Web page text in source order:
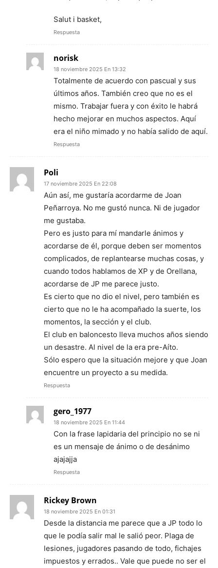
Salut i basket,
Respuesta
norisk
18 noviembre 2025 En 13:32
Totalmente de acuerdo con pascual y sus
últimos años. También creo que no es el
mismo. Trabajar fuera y con éxito le habrá
hecho mejorar en muchos aspectos. Aquí
era el niño mimado y no había salido de aquí.
Respuesta
Poli
17 noviembre 2025 En 22:08
Aún así, me gustaría acordarme de Joan
Peñarroya. No me gustó nunca. Ni de jugador
me gustaba.
Pero es justo para mí mandarle ánimos y
acordarse de él, porque deben ser momentos
complicados, de replantearse muchas cosas, y
cuando todos hablamos de XP y de Orellana,
acordarse de JP me parece justo.
Es cierto que no dio el nivel, pero también es
cierto que no le ha acompañado la suerte, los
momentos, la sección y el club.
El club en baloncesto lleva muchos años siendo
un desastre. Al nivel de la era pre-Aíto.
Sólo espero que la situación mejore y que Joan
encuentre un proyecto a su medida.
Respuesta
gero_1977
18 noviembre 2025 En 11:44
Con la frase lapidaria del principio no se ni
es un mensaje de ánimo o de desánimo
ajajajja
Respuesta
Rickey Brown
18 noviembre 2025 En 01:31
Desde la distancia me parece que a JP todo lo
que le podía salir mal le salió peor. Plaga de
lesiones, jugadores pasando de todo, fichajes
impuestos y errados.. Vale que puede no ser el